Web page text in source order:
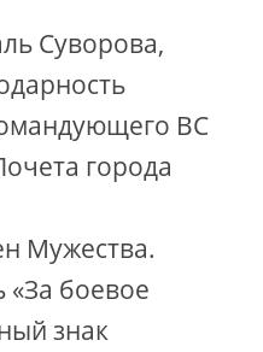
Суворова,
ВС
города
Мужества.
боевое
знак